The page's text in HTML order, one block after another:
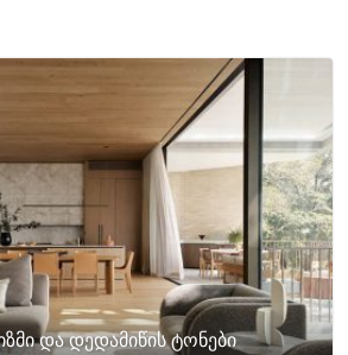
და დედამიწის ტონები